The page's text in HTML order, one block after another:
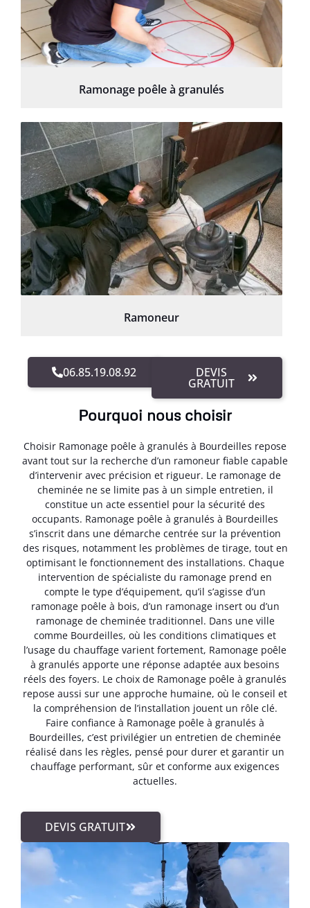
Ramonage poêle à granulés
Ramoneur
06.85.19.08.92 DEVIS
GRATUIT
Pourquoi nous choisir
Choisir Ramonage poêle à granulés à Bourdeilles repose
avant tout sur la recherche d’un ramoneur fiable capable
d’intervenir avec précision et rigueur. Le ramonage de
cheminée ne se limite pas à un simple entretien, il
constitue un acte essentiel pour la sécurité des
occupants. Ramonage poêle à granulés à Bourdeilles
s’inscrit dans une démarche centrée sur la prévention
des risques, notamment les problèmes de tirage, tout en
optimisant le fonctionnement des installations. Chaque
intervention de spécialiste du ramonage prend en
compte le type d’équipement, qu’il s’agisse d’un
ramonage poêle à bois, d’un ramonage insert ou d’un
ramonage de cheminée traditionnel. Dans une ville
comme Bourdeilles, où les conditions climatiques et
l’usage du chauffage varient fortement, Ramonage poêle
à granulés apporte une réponse adaptée aux besoins
réels des foyers. Le choix de Ramonage poêle à granulés
repose aussi sur une approche humaine, où le conseil et
la compréhension de l’installation jouent un rôle clé.
Faire confiance à Ramonage poêle à granulés à
Bourdeilles, c’est privilégier un entretien de cheminée
réalisé dans les règles, pensé pour durer et garantir un
chauffage performant, sûr et conforme aux exigences
actuelles.
DEVIS GRATUIT